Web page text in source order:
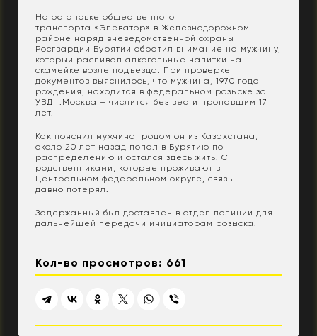
На остановке общественного
транспорта «Элеватор» в Железнодорожном
районе наряд вневедомственной охраны
Росгвардии Бурятии обратил внимание на мужчину,
который распивал алкогольные напитки на
скамейке возле подъезда. При проверке
документов выяснилось, что мужчина, 1970 года
рождения, находится в федеральном розыске за
УВД г.Москва – числится без вести пропавшим 17
лет.
Как пояснил мужчина, родом он из Казахстана,
около 20 лет назад попал в Бурятию по
распределению и остался здесь жить. С
родственниками, которые проживают в
Центральном федеральном округе, связь
давно потерял.
Задержанный был доставлен в отдел полиции для
дальнейшей передачи инициаторам розыска.
Кол-во просмотров: 661